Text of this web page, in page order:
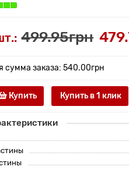
499.95грн
сумма заказа: 540.00грн
Купить Купить в 1 клик